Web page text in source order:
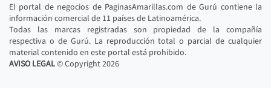
El portal de negocios de PaginasAmarillas.com de Gurú contiene la
información comercial de 11 países de Latinoamérica.
Todas las marcas registradas son propiedad de la compañía
respectiva o de Gurú. La reproducción total o parcial de cualquier
material contenido en este portal está prohibido.
AVISO LEGAL© Copyright2026